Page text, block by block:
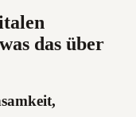
das über